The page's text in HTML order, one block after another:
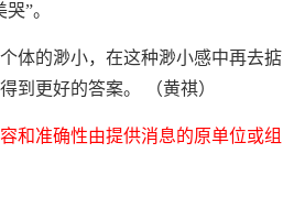
”。
体的渺小，在这种渺小感中再去掂
到更好的答案。 （黄祺）
和准确性由提供消息的原单位或组